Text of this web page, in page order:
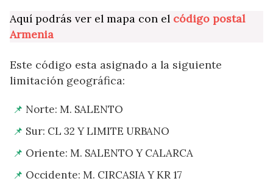
Aquí podrás ver el mapa con el código postal
Armenia
Este código esta asignado a la siguiente
limitación geográfica:
Norte: M. SALENTO
Sur: CL 32 Y LIMITE URBANO
Oriente: M. SALENTO Y CALARCA
Occidente: M. CIRCASIA Y KR 17